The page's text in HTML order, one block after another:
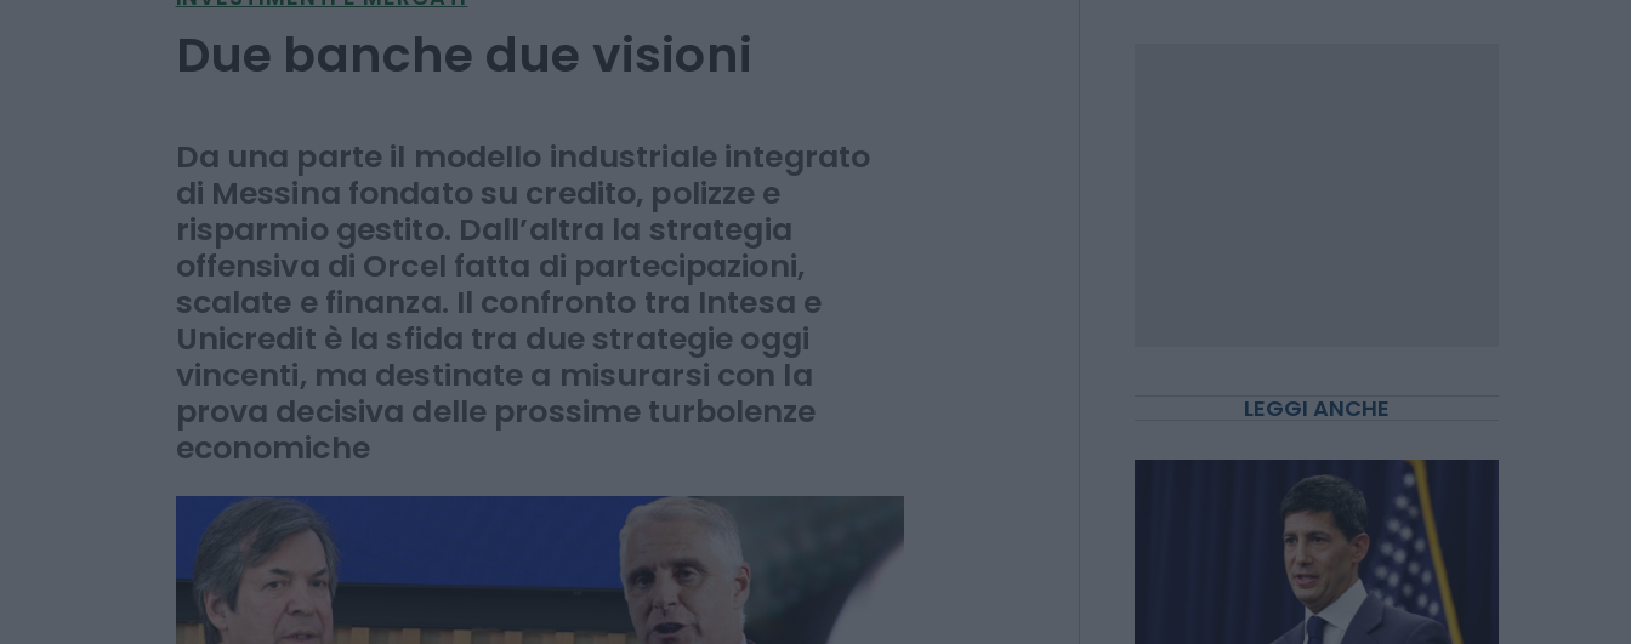
Due banche due visioni
Da una parte il modello industriale integrato
di Messina fondato su credito, polizze e
risparmio gestito. Dall’altra la strategia
offensiva di Orcel fatta di partecipazioni,
scalate e finanza. Il confronto tra Intesa e
Unicredit è la sfida tra due strategie oggi
vincenti, ma destinate a misurarsi con la
prova decisiva delle prossime turbolenze
economiche
LEGGI ANCHE